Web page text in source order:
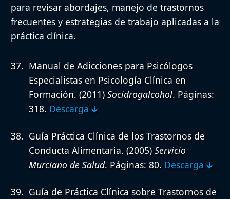
para revisar abordajes, manejo de trastornos
frecuentes y estrategias de trabajo aplicadas a la
práctica clínica.
Manual de Adicciones para Psicólogos
Especialistas en Psicología Clínica en
Formación. (2011) Socidrogalcohol. Páginas:
318. Descarga 🡳
Guía Práctica Clínica de los Trastornos de
Conducta Alimentaria. (2005) Servicio
Murciano de Salud. Páginas: 80. Descarga 🡳
Guía de Práctica Clínica sobre Trastornos de